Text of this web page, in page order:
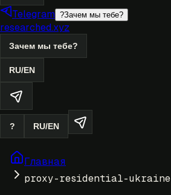
Telegram ?Зачем мы тебе?
researched.xyz
Зачем мы тебе?
RU/EN
? RU/EN
Главная
proxy-residential-ukraine